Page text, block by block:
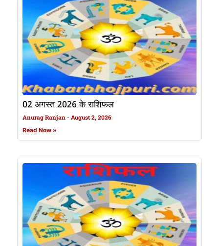
02 अगस्त 2026 के राशिफल
Anurag Ranjan August 2, 2026
Read Now »